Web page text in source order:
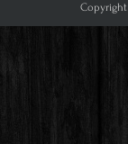
Copyright